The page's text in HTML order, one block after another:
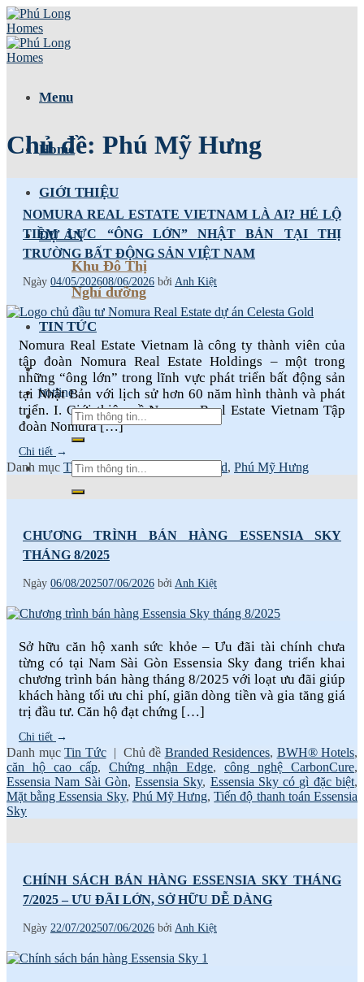
Skip
to
content
Menu
Home
GIỚI THIỆU
DỰ ÁN
Khu Đô Thị
Nghỉ dưỡng
TIN TỨC
hotline
Chủ đề: Phú Mỹ Hưng
NOMURA REAL ESTATE VIETNAM LÀ AI? HÉ LỘ
TIỀM LỰC “ÔNG LỚN” NHẬT BẢN TẠI THỊ
TRƯỜNG BẤT ĐỘNG SẢN VIỆT NAM
Ngày 04/05/202608/06/2026 bởi Anh Kiệt
Nomura Real Estate Vietnam là công ty thành viên của
tập đoàn Nomura Real Estate Holdings – một trong
những “ông lớn” trong lĩnh vực phát triển bất động sản
tại Nhật Bản với lịch sử hơn 60 năm hình thành và phát
triển. I. Giới thiệu về Nomura Real Estate Vietnam Tập
đoàn Nomura […]
Chi tiết →
Danh mục Tin Tức | Chủ đề Celesta Gold, Phú Mỹ Hưng
CHƯƠNG TRÌNH BÁN HÀNG ESSENSIA SKY
THÁNG 8/2025
Ngày 06/08/202507/06/2026 bởi Anh Kiệt
Sở hữu căn hộ xanh sức khỏe – Ưu đãi tài chính chưa
từng có tại Nam Sài Gòn Essensia Sky đang triển khai
chương trình bán hàng tháng 8/2025 với loạt ưu đãi giúp
khách hàng tối ưu chi phí, giãn dòng tiền và gia tăng giá
trị đầu tư. Căn hộ đạt chứng […]
Chi tiết →
Danh mục Tin Tức | Chủ đề Branded Residences, BWH® Hotels,
căn hộ cao cấp, Chứng nhận Edge, công nghệ CarbonCure,
Essensia Nam Sài Gòn,Essensia Sky, Essensia Sky có gì đặc biệt,
Mặt bằng Essensia Sky, Phú Mỹ Hưng,Tiến độ thanh toán Essensia
Sky
CHÍNH SÁCH BÁN HÀNG ESSENSIA SKY THÁNG
7/2025 – ƯU ĐÃI LỚN, SỞ HỮU DỄ DÀNG
Ngày 22/07/202507/06/2026 bởi Anh Kiệt